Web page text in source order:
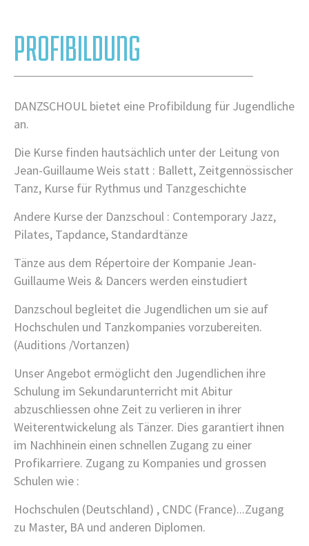
CONTEMPORARY
MODERN/ ZEITG. JAZZ
MINDFUL STRETCHING / BODY CARE
SIMPLE
WEDDING DANCE
PROFIBILDUNG
PHOTOSTUDIO
SAELE MIETEN
DANCE LAB
ZEITEN / PREISE
ZEITEN
PREISE
KONTAKT
GALERIE
PROFIBILDUNG
DANZSCHOUL bietet eine Profibildung für Jugendliche
an.
Die Kurse finden hautsächlich unter der Leitung von
Jean-Guillaume Weis statt : Ballett, Zeitgennössischer
Tanz, Kurse für Rythmus und Tanzgeschichte
Andere Kurse der Danzschoul : Contemporary Jazz,
Pilates, Tapdance, Standardtänze
Tänze aus dem Répertoire der Kompanie Jean-
Guillaume Weis & Dancers werden einstudiert
Danzschoul begleitet die Jugendlichen um sie auf
Hochschulen und Tanzkompanies vorzubereiten.
(Auditions /Vortanzen)
Unser Angebot ermöglicht den Jugendlichen ihre
Schulung im Sekundarunterricht mit Abitur
abzuschliessen ohne Zeit zu verlieren in ihrer
Weiterentwickelung als Tänzer. Dies garantiert ihnen
im Nachhinein einen schnellen Zugang zu einer
Profikarriere. Zugang zu Kompanies und grossen
Schulen wie :
Hochschulen (Deutschland) , CNDC (France)...Zugang
zu Master, BA und anderen Diplomen.